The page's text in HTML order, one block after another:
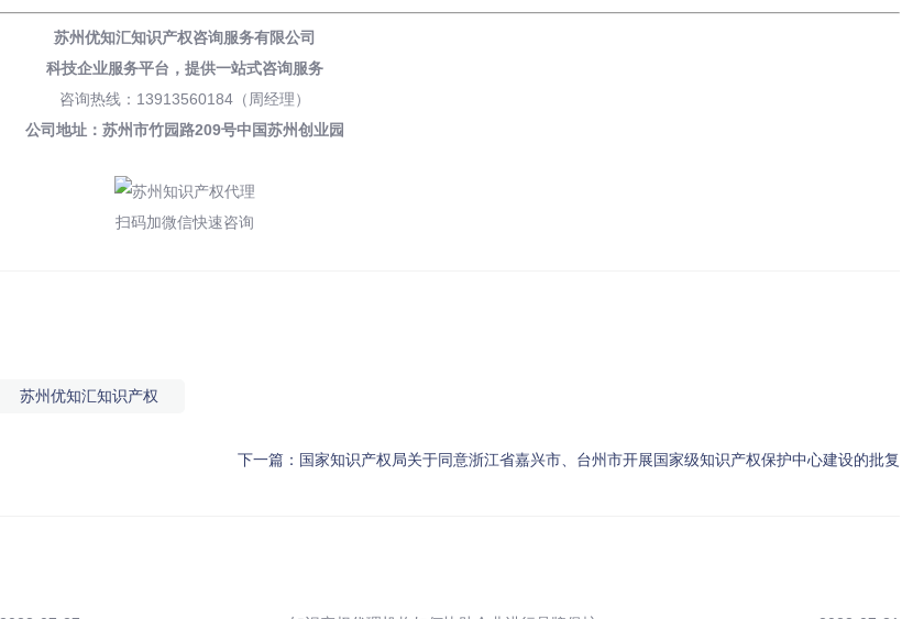
苏州优知汇知识产权咨询服务有限公司
科技企业服务平台， 提供一站式咨询服务
咨询热线：13913560184（周经理）
公司地址：苏州市竹园路209号中国苏州创业园
扫码加微信快速咨询
苏州优知汇知识产权
下一篇： 国家知识产权局关于同意浙江省嘉兴市、台州市开展国家级知识产权保护中心建设的批复